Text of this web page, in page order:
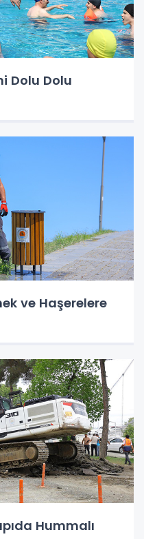
Dolu Dolu
ve Haşerelere
Hummalı